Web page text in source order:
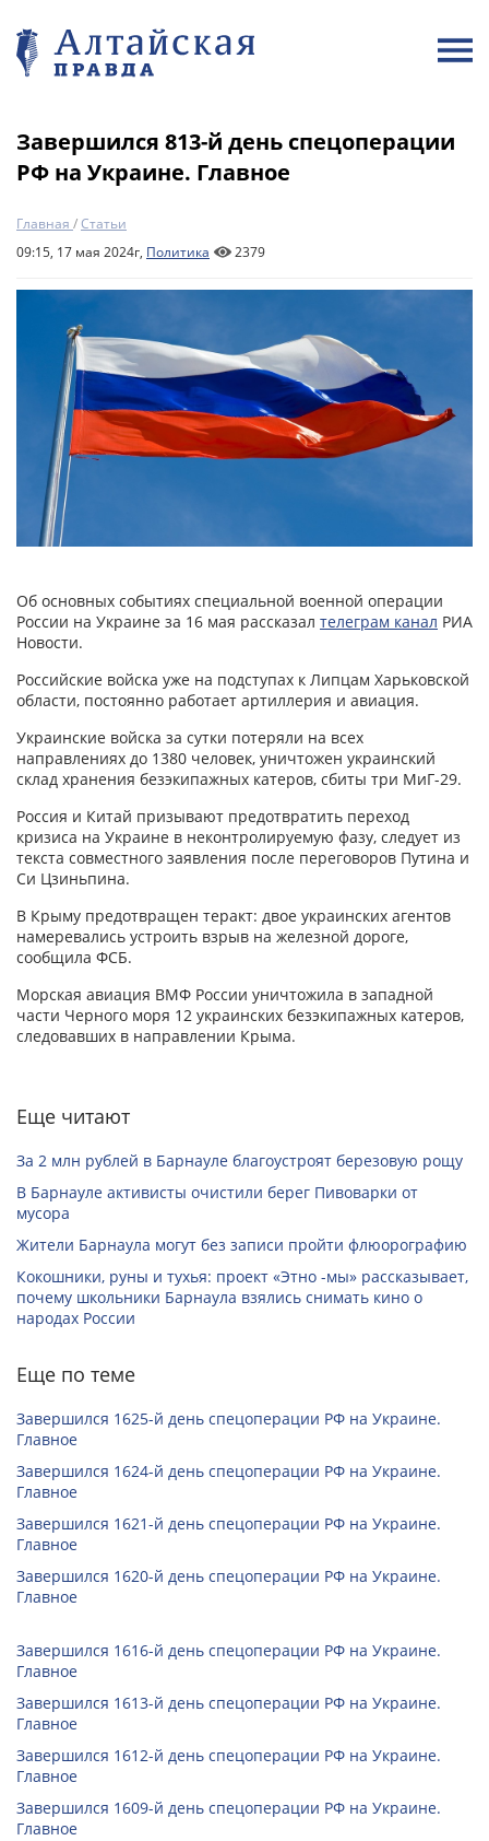
Завершился 813-й день спецоперации
РФ на Украине. Главное
Главная /Статьи
09:15, 17 мая 2024г, Политика 2379
Об основных событиях специальной военной операции
России на Украине за 16 мая рассказал телеграм канал РИА
Новости.
Российские войска уже на подступах к Липцам Харьковской
области, постоянно работает артиллерия и авиация.
Украинские войска за сутки потеряли на всех
направлениях до 1380 человек, уничтожен украинский
склад хранения безэкипажных катеров, сбиты три МиГ-29.
Россия и Китай призывают предотвратить переход
кризиса на Украине в неконтролируемую фазу, следует из
текста совместного заявления после переговоров Путина и
Си Цзиньпина.
В Крыму предотвращен теракт: двое украинских агентов
намеревались устроить взрыв на железной дороге,
сообщила ФСБ.
Морская авиация ВМФ России уничтожила в западной
части Черного моря 12 украинских безэкипажных катеров,
следовавших в направлении Крыма.
Еще читают
За 2 млн рублей в Барнауле благоустроят березовую рощу
В Барнауле активисты очистили берег Пивоварки от
мусора
Жители Барнаула могут без записи пройти флюорографию
Кокошники, руны и тухья: проект «Этно -мы» рассказывает,
почему школьники Барнаула взялись снимать кино о
народах России
Еще по теме
Завершился 1625-й день спецоперации РФ на Украине.
Главное
Завершился 1624-й день спецоперации РФ на Украине.
Главное
Завершился 1621-й день спецоперации РФ на Украине.
Главное
Завершился 1620-й день спецоперации РФ на Украине.
Главное
Завершился 1616-й день спецоперации РФ на Украине.
Главное
Завершился 1613-й день спецоперации РФ на Украине.
Главное
Завершился 1612-й день спецоперации РФ на Украине.
Главное
Завершился 1609-й день спецоперации РФ на Украине.
Главное